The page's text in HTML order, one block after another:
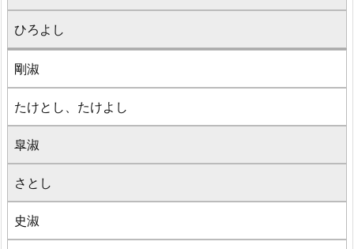
ひろよし
剛淑
たけとし、たけよし
皐淑
さとし
史淑